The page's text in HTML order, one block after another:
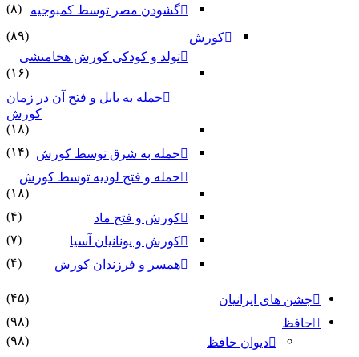
گشودن مصر توسط کمبوجیه
(۸)
کورش
(۸۹)
تولد و کودکی کورش هخامنشی
(۱۶)
حمله به بابل و فتح آن در زمان
کورش
(۱۸)
حمله به شرق توسط کورش (۱۴)
حمله و فتح لودیه توسط کورش
(۱۸)
کورش و فتح ماد
(۴)
کورش و یونانیان آسیا
(۷)
همسر و فرزندان کورش
(۴)
جشن های ایرانیان
(۴۵)
حافظ
(۹۸)
دیوان حافظ
(۹۸)